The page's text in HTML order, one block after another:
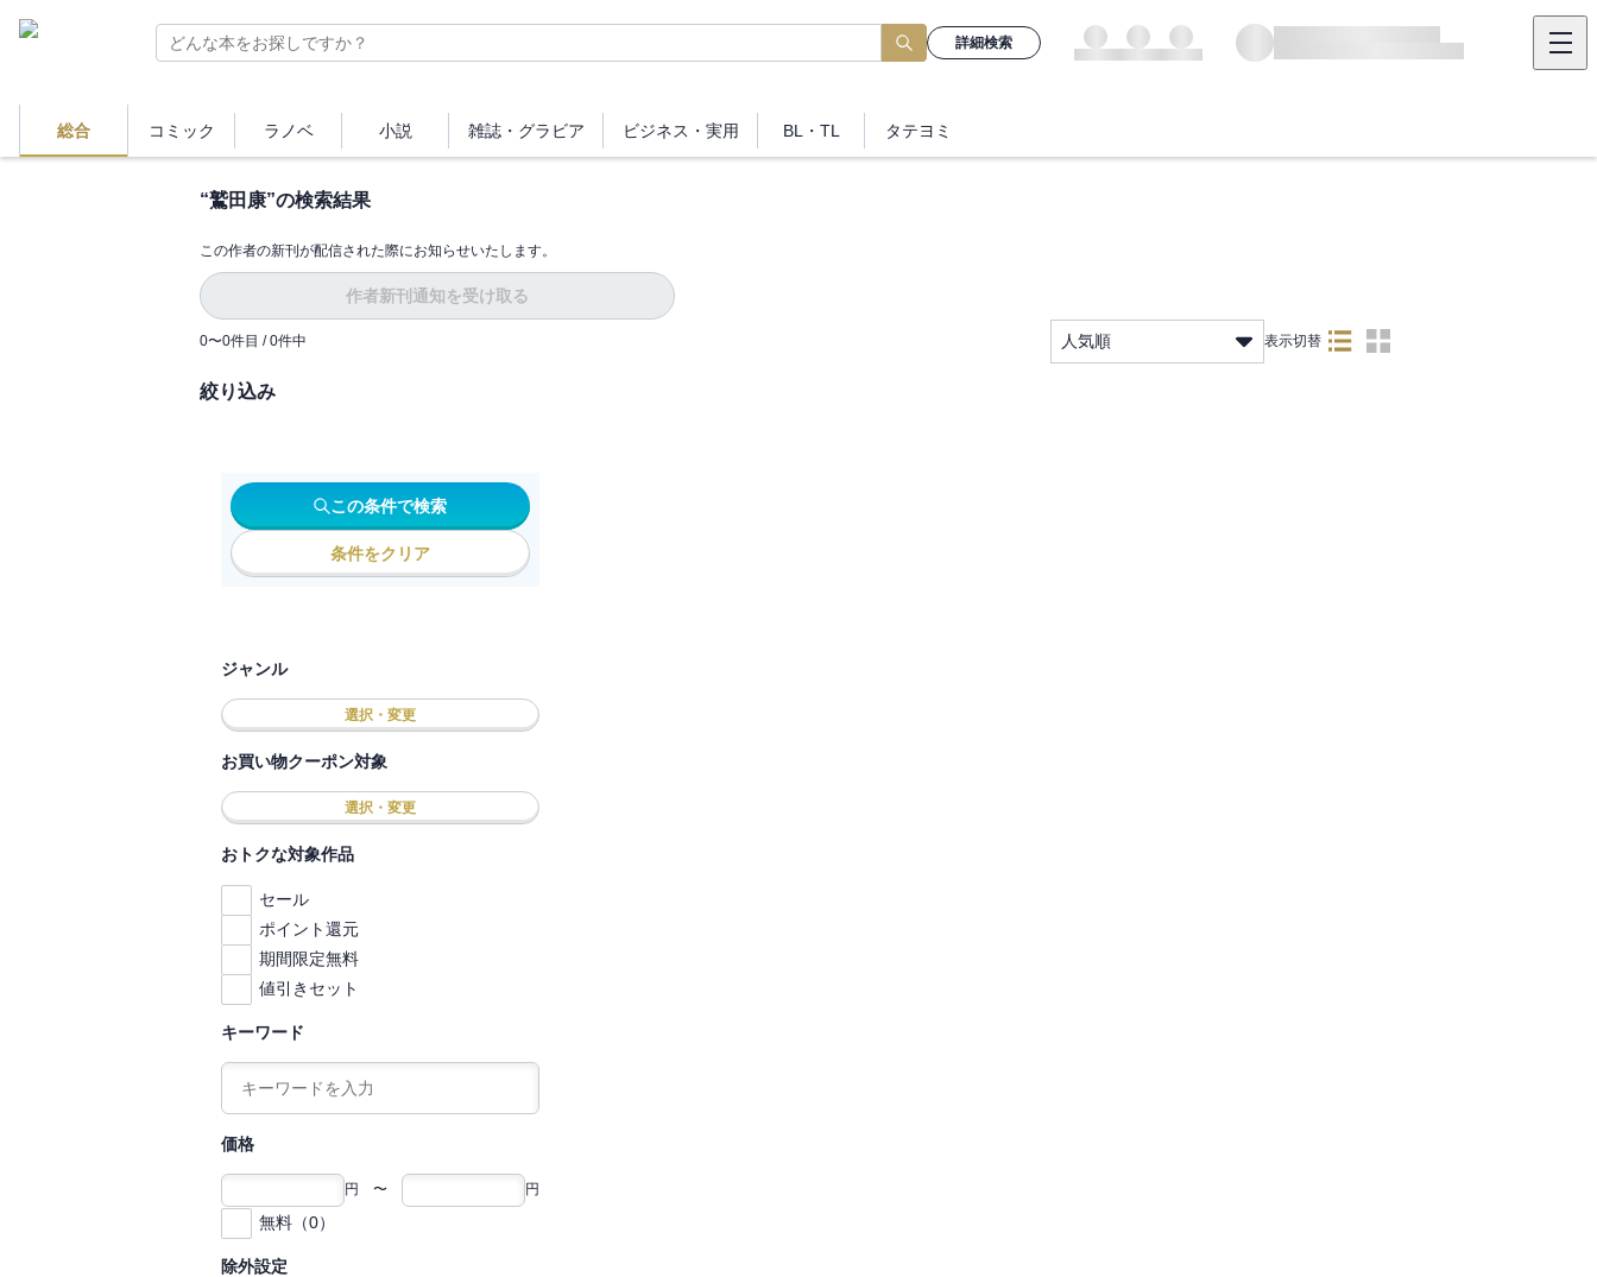
詳細検索
総合 コミック ラノベ 小説 雑誌・ グラビア ビジネス ・実用 BL・TL タテヨミ
“鷲田康”の検索結果
この作者の新刊が配信された際にお知らせいたします。
作者新刊通知を受け取る
0〜0件目 / 0件中 人気順 表示切替
絞り込み
この条件で検索
条件をクリア
ジャンル
選択・変更
お買い物クーポン対象
選択・変更
おトクな対象作品
セール
ポイント還元
期間限定無料
値引きセット
キーワード
価格
円 〜 円
無料（0）
除外設定